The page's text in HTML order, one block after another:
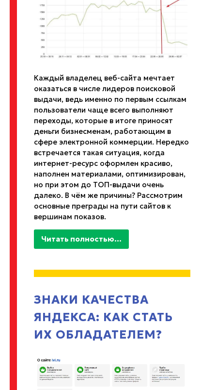
Каждый владелец веб-сайта мечтает
оказаться в числе лидеров поисковой
выдачи, ведь именно по первым ссылкам
пользователи чаще всего выполняют
переходы, которые в итоге приносят
деньги бизнесменам, работающим в
сфере электронной коммерции. Нередко
встречается такая ситуация, когда
интернет-ресурс оформлен красиво,
наполнен материалами, оптимизирован,
но при этом до ТОП-выдачи очень
далеко. В чём же причины? Рассмотрим
основные преграды на пути сайтов к
вершинам показов.
Читать полностью...
ЗНАКИ КАЧЕСТВА
ЯНДЕКСА: КАК СТАТЬ
ИХ ОБЛАДАТЕЛЕМ?